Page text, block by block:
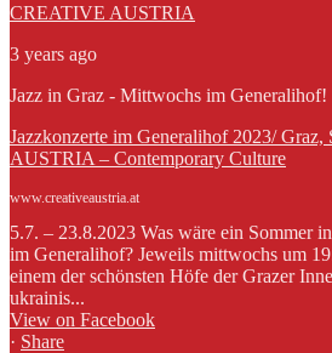
CREATIVE AUSTRIA
3 years ago
Jazz in Graz - Mittwochs im Generalihof!
Jazzkonzerte im Generalihof 2023/
AUSTRIA – Contemporary Culture
www.creativeaustria.at
5.7. – 23.8.2023 Was wäre ein Sommer
im Generalihof? Jeweils mittwochs um
einem der schönsten Höfe der Grazer
ukrainis...
View on Facebook
· Share